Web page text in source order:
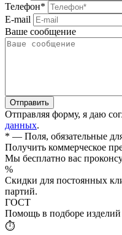
Телефон*
E-mail
Ваше сообщение
Отправляя форму, я даю
данных.
* — Поля, обязательные
Получить коммерческое
Мы бесплатно вас
%
Скидки для постоянных
партий.
ГОСТ
Помощь в подборе
⏱